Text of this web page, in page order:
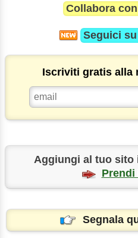
Collabora
Seguici su
Iscriviti gratis alla
Aggiungi al tuo sito
Prendi
Segnala